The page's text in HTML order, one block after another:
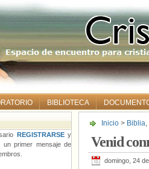
BIBLIOTECA
Inicio > Biblia,
Venid
domingo, 24
REGISTRARSEy
un primer mensaje de